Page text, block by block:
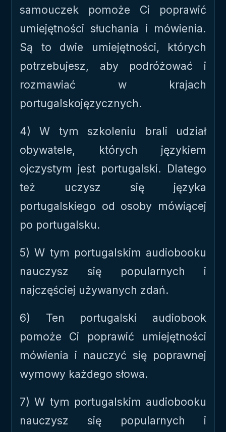
samouczek pomoże Ci poprawić
umiejętności słuchania i mówienia.
Są to dwie umiejętności, których
potrzebujesz, aby podróżować i
rozmawiać w krajach
portugalskojęzycznych.
4) W tym szkoleniu brali udział
obywatele, których językiem
ojczystym jest portugalski. Dlatego
też uczysz się języka
portugalskiego od osoby mówiącej
po portugalsku.
5) W tym portugalskim audiobooku
nauczysz się popularnych i
najczęściej używanych zdań.
6) Ten portugalski audiobook
pomoże Ci poprawić umiejętności
mówienia i nauczyć się poprawnej
wymowy każdego słowa.
7) W tym portugalskim audiobooku
nauczysz się popularnych i